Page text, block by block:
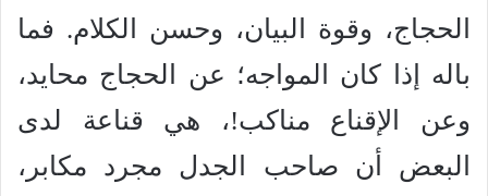
الحجاج، وقوة البيان، وحسن الكلام. فما
باله إذا كان المواجه؛ عن الحجاج محايد،
وعن الإقناع مناكب!، هي قناعة لدى
البعض أن صاحب الجدل مجرد مكابر،